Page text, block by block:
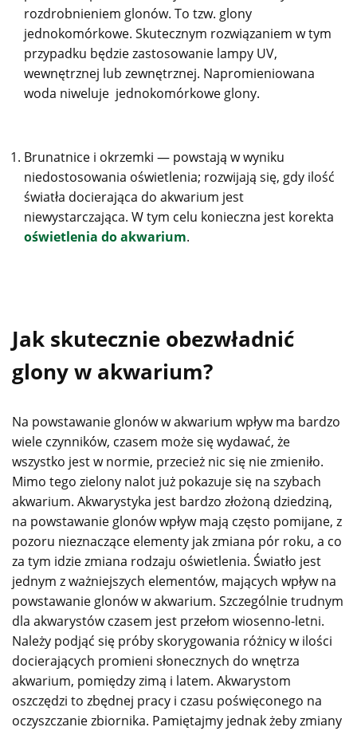
rozdrobnieniem glonów. To tzw. glony
jednokomórkowe. Skutecznym rozwiązaniem w tym
przypadku będzie zastosowanie lampy UV,
wewnętrznej lub zewnętrznej. Napromieniowana
woda niweluje jednokomórkowe glony.
Brunatnice i okrzemki — powstają w wyniku
niedostosowania oświetlenia; rozwijają się, gdy ilość
światła docierająca do akwarium jest
niewystarczająca. W tym celu konieczna jest korekta
oświetlenia do akwarium.
Jak skutecznie obezwładnić
glony w akwarium?
Na powstawanie glonów w akwarium wpływ ma bardzo
wiele czynników, czasem może się wydawać, że
wszystko jest w normie, przecież nic się nie zmieniło.
Mimo tego zielony nalot już pokazuje się na szybach
akwarium. Akwarystyka jest bardzo złożoną dziedziną,
na powstawanie glonów wpływ mają często pomijane, z
pozoru nieznaczące elementy jak zmiana pór roku, a co
za tym idzie zmiana rodzaju oświetlenia. Światło jest
jednym z ważniejszych elementów, mających wpływ na
powstawanie glonów w akwarium. Szczególnie trudnym
dla akwarystów czasem jest przełom wiosenno-letni.
Należy podjąć się próby skorygowania różnicy w ilości
docierających promieni słonecznych do wnętrza
akwarium, pomiędzy zimą i latem. Akwarystom
oszczędzi to zbędnej pracy i czasu poświęconego na
oczyszczanie zbiornika. Pamiętajmy jednak żeby zmiany